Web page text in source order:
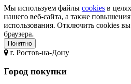
Мы используем файлы cookies в
нашего веб-сайта, а также повышения
использования. Отключить cookies
браузера.
Понятно
г. Ростов-на-Дону
Город покупки